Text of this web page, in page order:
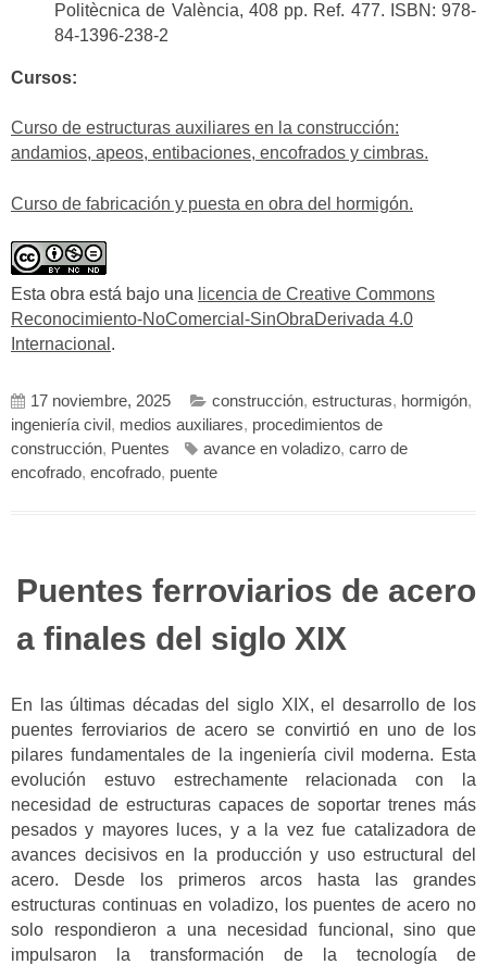
Politècnica de València, 408 pp. Ref. 477. ISBN: 978-
84-1396-238-2
Cursos:
Curso de estructuras auxiliares en la construcción:
andamios, apeos, entibaciones, encofrados y cimbras.
Curso de fabricación y puesta en obra del hormigón.
Esta obra está bajo una licencia de Creative Commons
Reconocimiento-NoComercial-SinObraDerivada 4.0
Internacional .
17 noviembre, 2025 construcción, estructuras, hormigón,
ingeniería civil , medios auxiliares, procedimientos de
construcción, Puentes avance en voladizo, carro de
encofrado, encofrado, puente
Puentes ferroviarios de acero
a finales del siglo XIX
En las últimas décadas del siglo XIX, el desarrollo de los
puentes ferroviarios de acero se convirtió en uno de los
pilares fundamentales de la ingeniería civil moderna. Esta
evolución estuvo estrechamente relacionada con la
necesidad de estructuras capaces de soportar trenes más
pesados y mayores luces, y a la vez fue catalizadora de
avances decisivos en la producción y uso estructural del
acero. Desde los primeros arcos hasta las grandes
estructuras continuas en voladizo, los puentes de acero no
solo respondieron a una necesidad funcional, sino que
impulsaron la transformación de la tecnología de